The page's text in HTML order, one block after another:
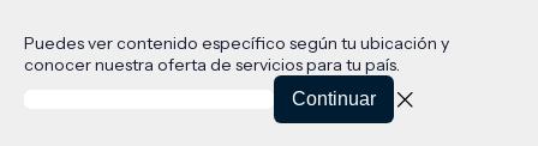
Puedes ver contenido específico según tu ubicación y
conocer nuestra oferta de servicios para tu país.
Continuar